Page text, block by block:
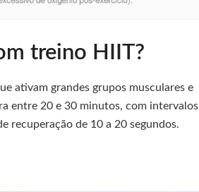
treino HIIT?
ativam grandes grupos musculares e
entre 20 e 30 minutos, com intervalos
recuperação de 10 a 20 segundos.